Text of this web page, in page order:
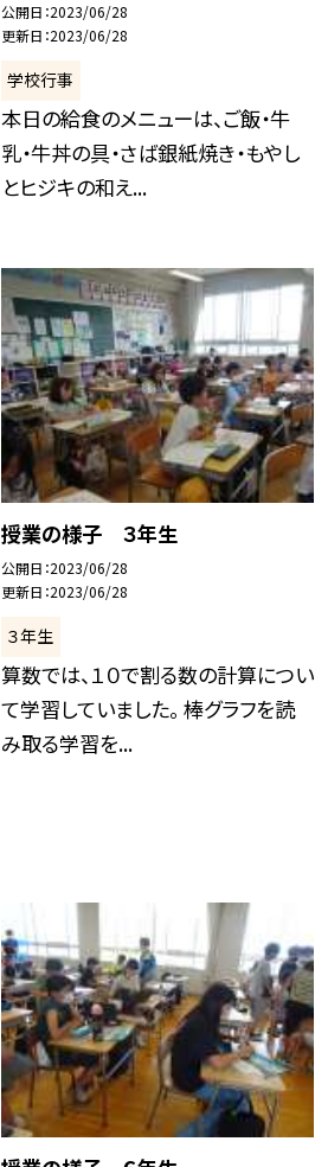
公開日 2023/06/28
更新日 2023/06/28
学校行事
本日の給食のメニューは、ご飯・牛
乳・牛丼の具・さば銀紙焼き・もやし
とヒジキの和え...
授業の様子 ３年生
公開日 2023/06/28
更新日 2023/06/28
３年生
算数では、１０で割る数の計算につい
て学習していました。 棒グラフを読
み取る学習を...